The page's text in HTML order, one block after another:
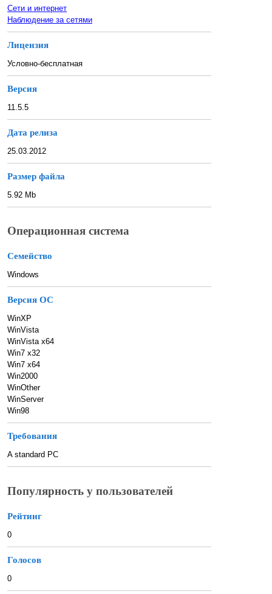
Сети и интернет
Наблюдение за сетями
Лицензия
Условно-бесплатная
Версия
11.5.5
Дата релиза
25.03.2012
Размер файла
5.92 Mb
Операционная система
Семейство
Windows
Версия ОС
WinXP
WinVista
WinVista x64
Win7 x32
Win7 x64
Win2000
WinOther
WinServer
Win98
Требования
A standard PC
Популярность у пользователей
Рейтинг
0
Голосов
0